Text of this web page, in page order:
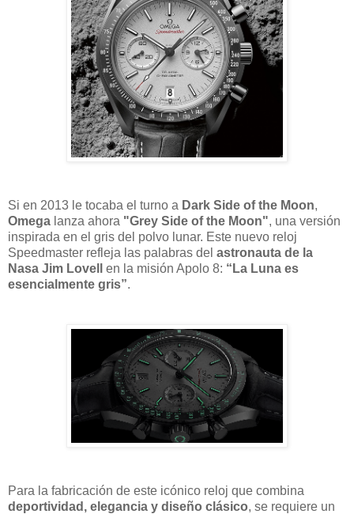
Si en 2013 le tocaba el turno a Dark Side of the Moon,
Omega lanza ahora "Grey Side of the Moon", una versión
inspirada en el gris del polvo lunar. Este nuevo reloj
Speedmaster refleja las palabras del astronauta de la
Nasa Jim Lovell
en la misión Apolo 8: “La Luna es
esencialmente gris”.
Para la fabricación de este icónico reloj que combina
deportividad, elegancia y diseño clásico, se requiere un